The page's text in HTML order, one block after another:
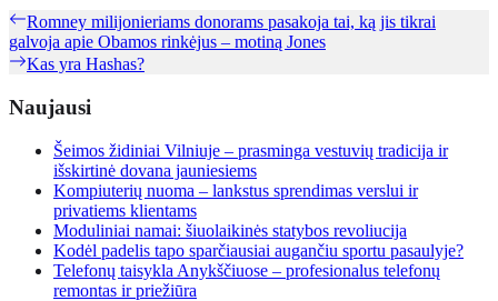
Navigacija
tarp
Previous
post:
Romney milijonieriams donorams pasakoja tai, ką jis tikrai
galvoja apie Obamos rinkėjus – motiną Jones
Next
Kas yra Hashas?
Naujausi
Šeimos židiniai Vilniuje – prasminga vestuvių tradicija ir
išskirtinė dovana jauniesiems
Kompiuterių nuoma – lankstus sprendimas verslui ir
privatiems klientams
Moduliniai namai: šiuolaikinės statybos revoliucija
Kodėl padelis tapo sparčiausiai augančiu sportu pasaulyje?
Telefonų taisykla Anykščiuose – profesionalus telefonų
remontas ir priežiūra